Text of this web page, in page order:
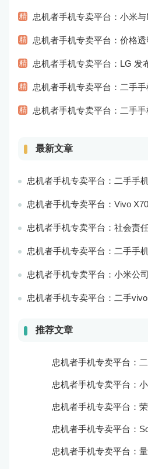
精 忠机者手机专卖平台：小米与
精 忠机者手机专卖平台：价格透明和公平竞争保障
精 忠机者手机专卖平台：LG 发布全新的
精 忠机者手机专卖平台：二手手机
精 忠机者手机专卖平台：二手手机
最新文章
忠机者手机专卖平台：二手手机市场开展智能化运营
忠机者手机专卖平台：Vivo X70 Pro+发布，搭载超强的
忠机者手机专卖平台：社会责任和可持续发展是二
忠机者手机专卖平台：二手手机行业如何应
忠机者手机专卖平台：小米公司发布新款11T Pro手
忠机者手机专卖平台：二手vivo Y12市
推荐文章